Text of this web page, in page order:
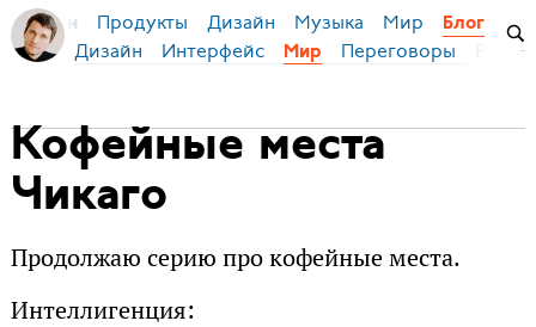
Бирман Продукты Дизайн Музыка Мир Блог
Дизайн Интерфейс Мир Переговоры
Кофейные места
Чикаго
Продолжаю серию про кофейные места.
Интеллигенция: